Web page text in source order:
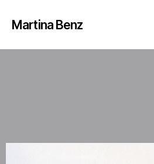
Martina Benz